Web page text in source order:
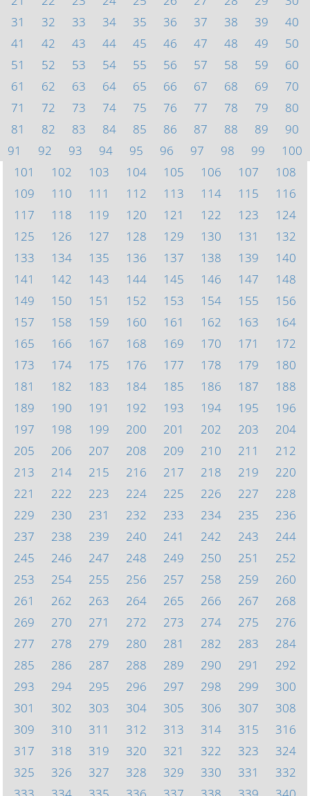
31
32 33 34 35 36 37 38 39
40
41
42 43 44 45 46 47 48 49
50
51
52 53 54 55 56 57 58 59
60
61
62 63 64 65 66 67 68 69
70
71
72 73 74 75 76 77 78 79
80
81
82 83 84 85 86 87 88 89
90
91
92 93 94 95 96 97 98 99
100
101
102 103 104 105 106 107
108
109
110 111 112 113 114 115
116
117
118 119 120 121 122 123
124
125
126 127 128 129 130 131
132
133
134 135 136 137 138 139
140
141
142 143 144 145 146 147
148
149
150 151 152 153 154 155
156
157
158 159 160 161 162 163
164
165
166 167 168 169 170 171
172
173
174 175 176 177 178 179
180
181
182 183 184 185 186 187
188
189
190 191 192 193 194 195
196
197
198 199 200 201 202 203
204
205
206 207 208 209 210 211
212
213
214 215 216 217 218 219
220
221
222 223 224 225 226 227
228
229
230 231 232 233 234 235
236
237
238 239 240 241 242 243
244
245
246 247 248 249 250 251
252
253
254 255 256 257 258 259
260
261
262 263 264 265 266 267
268
269
270 271 272 273 274 275
276
277
278 279 280 281 282 283
284
285
286 287 288 289 290 291
292
293
294 295 296 297 298 299
300
301
302 303 304 305 306 307
308
309
310 311 312 313 314 315
316
317
318 319 320 321 322 323
324
325
326 327 328 329 330 331
332